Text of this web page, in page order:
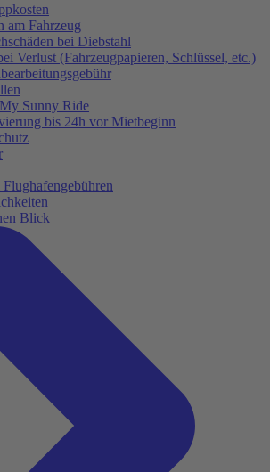
am Fahrzeug
bei Diebstahl
Verlust (Fahrzeugpapieren, Schlüssel, etc.)
Sunny Ride
bis 24h vor Mietbeginn
Blick